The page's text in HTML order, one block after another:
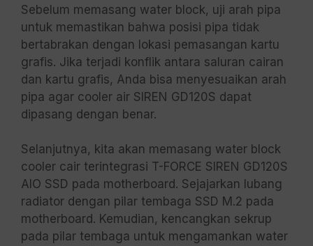
Sebelum memasang water block, uji arah pipa
untuk memastikan bahwa posisi pipa tidak
bertabrakan dengan lokasi pemasangan kartu
grafis. Jika terjadi konflik antara saluran cairan
dan kartu grafis, Anda bisa menyesuaikan arah
pipa agar cooler air SIREN GD120S dapat
dipasang dengan benar.
Selanjutnya, kita akan memasang water block
cooler cair terintegrasi T-FORCE SIREN GD120S
AIO SSD pada motherboard. Sejajarkan lubang
radiator dengan pilar tembaga SSD M.2 pada
motherboard. Kemudian, kencangkan sekrup
pada pilar tembaga untuk mengamankan water